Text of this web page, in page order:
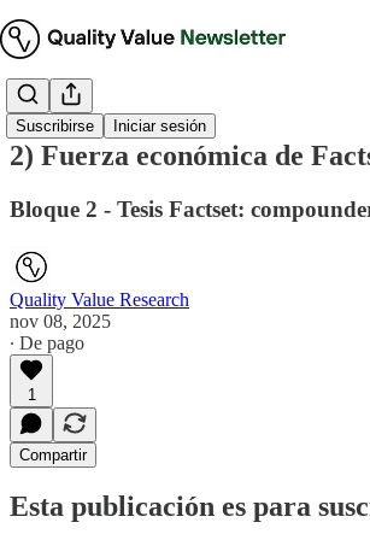
Suscribirse Iniciar sesión
2) Fuerza económica de
Bloque 2 - Tesis Factset:
Quality Value Research
nov 08, 2025
∙ De pago
1
Compartir
Esta publicación es para